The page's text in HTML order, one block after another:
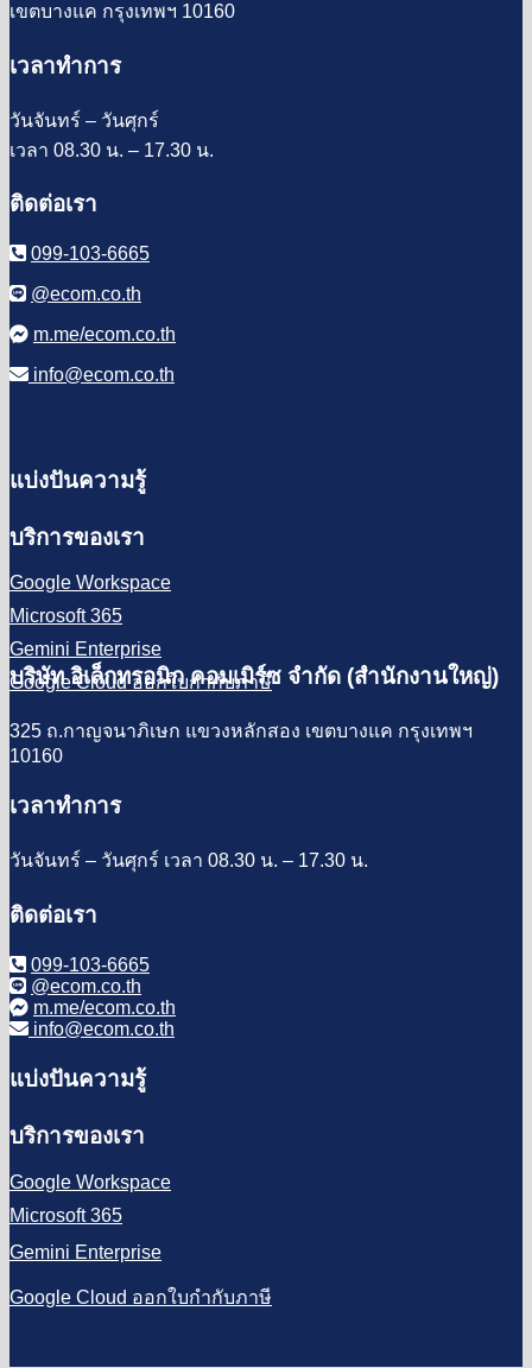
เขตบางแค กรุงเทพฯ 10160
เวลาทำการ
วันจันทร์ – วันศุกร์
เวลา 08.30 น. – 17.30 น.
ติดต่อเรา
099-103-6665
@ecom.co.th
m.me/ecom.co.th
info@ecom.co.th
แบ่งปันความรู้
บริการของเรา
Google Workspace
Microsoft 365
Gemini Enterprise
Google Cloud ออกใบกำกับภาษี
บริษัท อิเล็กทรอนิก คอมเมิร์ซ จำกัด (สำนักงานใหญ่)
325 ถ.กาญจนาภิเษก แขวงหลักสอง เขตบางแค กรุงเทพฯ
10160
เวลาทำการ
วันจันทร์ – วันศุกร์ เวลา 08.30 น. – 17.30 น.
ติดต่อเรา
099-103-6665
@ecom.co.th
m.me/ecom.co.th
info@ecom.co.th
แบ่งปันความรู้
บริการของเรา
Google Workspace
Microsoft 365
Gemini Enterprise
Google Cloud ออกใบกำกับภาษี